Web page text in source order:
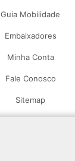
Guia Mobilidade
Embaixadores
Minha Conta
Fale Conosco
Sitemap